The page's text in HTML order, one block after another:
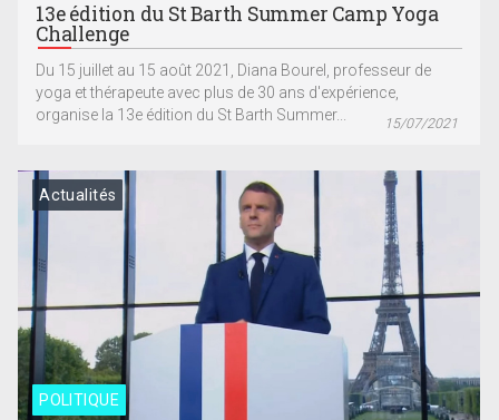
13e édition du St Barth Summer Camp Yoga
Challenge
Du 15 juillet au 15 août 2021, Diana Bourel, professeur de
yoga et thérapeute avec plus de 30 ans d'expérience,
organise la 13e édition du St Barth Summer...
15/07/2021
POLITIQUE
Actualités